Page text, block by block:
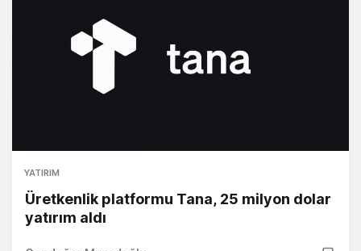
YATIRIM
Üretkenlik platformu Tana, 25 milyon dolar
yatırım aldı